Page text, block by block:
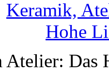
Das